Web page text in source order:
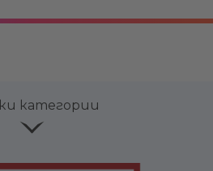
категории
Вериги,